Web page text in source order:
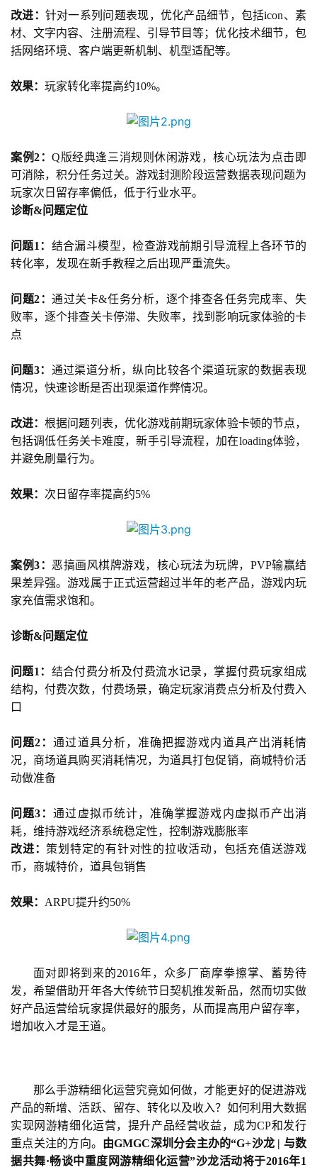
首
页
茶
原
创
游
戏
业
界
手
单
机
游
闲
游
戏
改进： 针对一系列问题表现，优化产品细节，包括icon、素
材、文字内容、注册流程、引导节目等；优化技术细节，包
括网络环境、客户端更新机制、机型适配等。
效果： 玩家转化率提高约10%。
案例2：Q版经典逢三消规则休闲游戏，核心玩法为点击即
可消除，积分任务过关。游戏封测阶段运营数据表现问题为
玩家次日留存率偏低，低于行业水平。
诊断&问题定位
问题1： 结合漏斗模型，检查游戏前期引导流程上各环节的
转化率，发现在新手教程之后出现严重流失。
问题2：通过关卡&任务分析，逐个排查各任务完成率、失
败率，逐个排查关卡停滞、失败率，找到影响玩家体验的卡
点
问题3： 通过渠道分析，纵向比较各个渠道玩家的数据表现
情况，快速诊断是否出现渠道作弊情况。
改进：根据问题列表，优化游戏前期玩家体验卡顿的节点，
包括调低任务关卡难度，新手引导流程，加在loading体验，
并避免刷量行为。
效果： 次日留存率提高约5%
案例3： 恶搞画风棋牌游戏，核心玩法为玩牌，PVP输赢结
果差异强。游戏属于正式运营超过半年的老产品，游戏内玩
家充值需求饱和。
诊断&问题定位
问题1： 结合付费分析及付费流水记录，掌握付费玩家组成
结构，付费次数，付费场景，确定玩家消费点分析及付费入
口
问题2：通过道具分析，准确把握游戏内道具产出消耗情
况，商场道具购买消耗情况，为道具打包促销，商城特价活
动做准备
问题3：通过虚拟币统计，准确掌握游戏内虚拟币产出消
耗，维持游戏经济系统稳定性，控制游戏膨胀率
改进：策划特定的有针对性的拉收活动，包括充值送游戏
币，商城特价，道具包销售
效果： ARPU提升约50%
面对 即将到来的2016年，众多厂商摩拳擦掌、蓄势待
发，希望借助开年各大传统节日契机推发新品，然而切实做
好产品运营给玩家提供最好的服务，从而提高用户留存率，
增加收入才是王道。
那么手游精细化运营究竟如何做，才能更好的促进游戏
产品的新增、活跃、留存、转化以及收入？如何利用大数据
实现网游精细化运营，提升产品经营收益，成为CP和发行
重点关注的方向。 由GMGC深圳分会主办的“G+沙龙 | 与数
据共舞·畅谈中重度网游精细化运营”沙龙活动将于2016年1